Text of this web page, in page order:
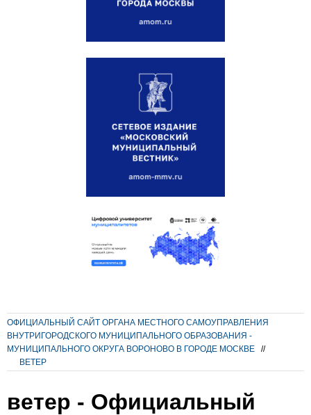
ОФИЦИАЛЬНЫЙ САЙТ ОРГАНА МЕСТНОГО САМОУПРАВЛЕНИЯ
ВНУТРИГОРОДСКОГО МУНИЦИПАЛЬНОГО ОБРАЗОВАНИЯ -
МУНИЦИПАЛЬНОГО ОКРУГА ВОРОНОВО В ГОРОДЕ МОСКВЕ
//
ВЕТЕР
ветер - Официальный